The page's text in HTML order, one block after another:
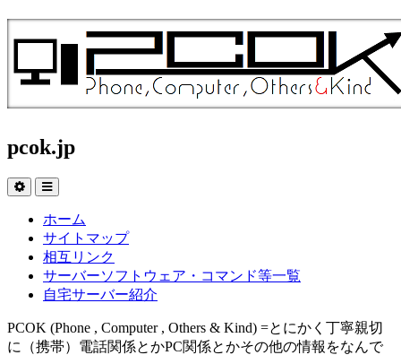
pcok.jp
ホーム
サイトマップ
相互リンク
サーバーソフトウェア・コマンド等一覧
自宅サーバー紹介
PCOK (Phone , Computer , Others & Kind) =とにかく丁寧親切
に（携帯）電話関係とかPC関係とかその他の情報をなんで